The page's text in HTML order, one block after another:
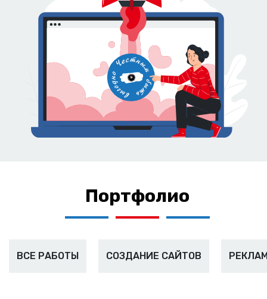
Портфолио
ВСЕ РАБОТЫ СОЗДАНИЕ САЙТОВ